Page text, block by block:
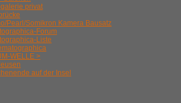
privat
Pearl/Somikron Kamera Bausatz
Forum
Liste
WELLE >
auf der Insel